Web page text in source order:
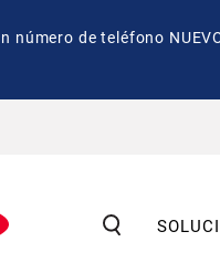
número de teléfono